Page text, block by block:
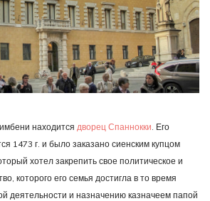
находится дворец Спаннокки . Его
1473 г. и было заказано сиенским купцом
хотел закрепить свое политическое и
которого его семья достигла в то время
деятельности и назначению казначеем папой